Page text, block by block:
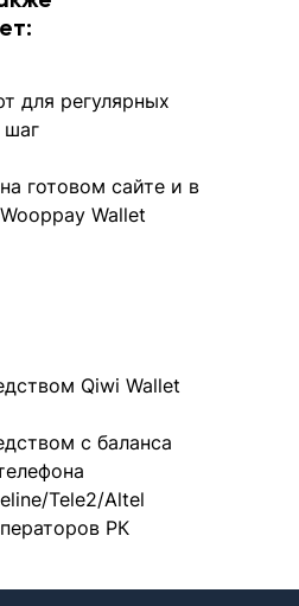
для регулярных
шаг
готовом сайте и в
Wallet
Qiwi Wallet
с баланса
Tele2/Altel
РК